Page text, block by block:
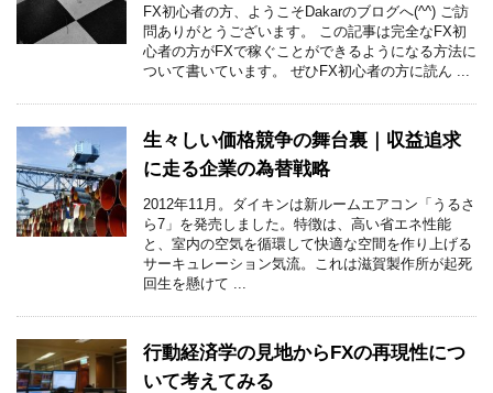
FX初心者の方、ようこそDakarのブログへ(^^) ご訪
問ありがとうございます。 この記事は完全なFX初
心者の方がFXで稼ぐことができるようになる方法に
ついて書いています。 ぜひFX初心者の方に読ん ...
生々しい価格競争の舞台裏｜収益追求
に走る企業の為替戦略
2012年11月。ダイキンは新ルームエアコン「うるさ
ら7」を発売しました。特徴は、高い省エネ性能
と、室内の空気を循環して快適な空間を作り上げる
サーキュレーション気流。これは滋賀製作所が起死
回生を懸けて ...
行動経済学の見地からFXの再現性につ
いて考えてみる